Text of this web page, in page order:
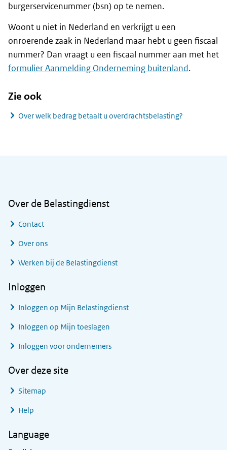
burgerservicenummer (bsn) op te nemen.
Woont u niet in Nederland en verkrijgt u een
onroerende zaak in Nederland maar hebt u geen fiscaal
nummer? Dan vraagt u een fiscaal nummer aan met het
formulier Aanmelding Onderneming buitenland.
Zie ook
Over welk bedrag betaalt u overdrachtsbelasting?
Over de Belastingdienst
Contact
Over ons
Werken bij de Belastingdienst
Inloggen
Inloggen op Mijn Belastingdienst
Inloggen op Mijn toeslagen
Inloggen voor ondernemers
Over deze site
Sitemap
Help
Language